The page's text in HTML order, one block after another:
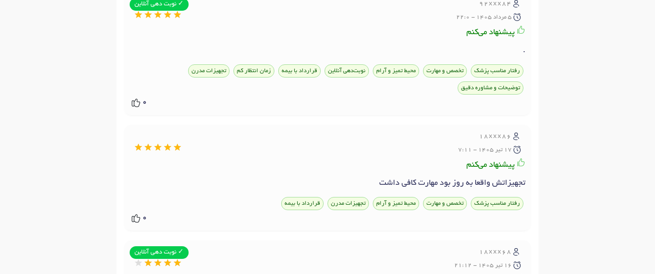
92xxx84 ✓ نوبت دهی آنلاین
5 مرداد 1405 - 22:0
پیشنهاد می‌کنم
.
رفتار مناسب پزشک تخصص و مهارت محیط تمیز و آرام نوبت‌دهی آنلاین قرارداد با بیمه زمان انتظار کم تجهیزات مدرن
توضیحات و مشاوره دقیق
0
18xxx86
17 تير 1405 - 7:11
پیشنهاد می‌کنم
تجهیزاتش واقعا به روز بود مهارت کافی داشت
رفتار مناسب پزشک تخصص و مهارت محیط تمیز و آرام تجهیزات مدرن قرارداد با بیمه
0
18xxx68 ✓ نوبت دهی آنلاین
16 تير 1405 - 21:12